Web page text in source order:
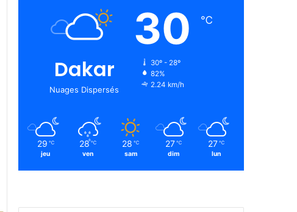
Dakar
Nuages Dispersés
30 ℃
30º - 28º
82%
2.24 km/h
29 ℃
jeu
28 ℃
ven
28 ℃
sam
27 ℃
dim
27 ℃
lun